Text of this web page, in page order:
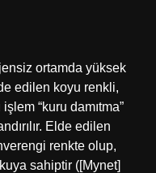
ortamda yüksek
edilen koyu renkli,
“kuru damıtma”
Elde edilen
renkte olup,
sahiptir ([Mynet]